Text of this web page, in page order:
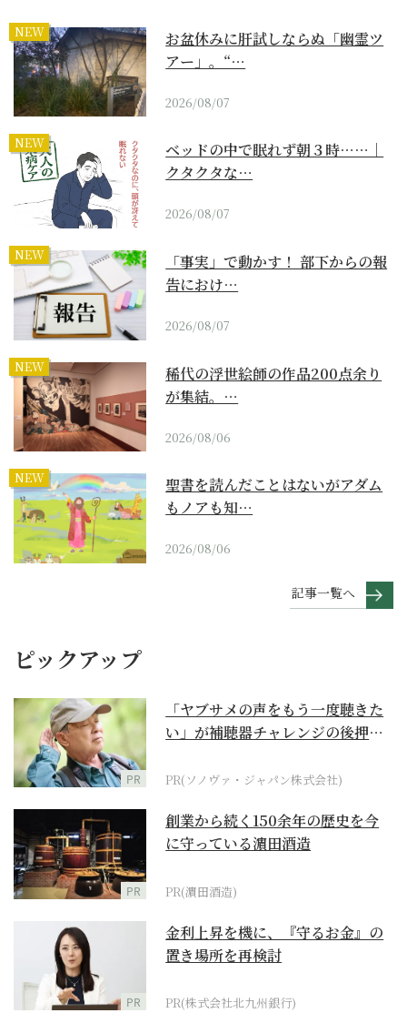
NEW
お盆休みに肝試しならぬ「幽霊ツ
アー」。“…
2026/08/07
NEW
ベッドの中で眠れず朝３時……｜
クタクタな…
2026/08/07
NEW
「事実」で動かす！ 部下からの報
告におけ…
2026/08/07
NEW
稀代の浮世絵師の作品200点余り
が集結。…
2026/08/06
NEW
聖書を読んだことはないがアダム
もノアも知…
2026/08/06
記事一覧へ
ピックアップ
PR
「ヤブサメの声をもう一度聴きた
い」が補聴器チャレンジの後押し
PR(ソノヴァ・ジャパン株式会社)
PR
創業から続く150余年の歴史を今
に守っている濵田酒造
PR(濵田酒造)
PR
金利上昇を機に、『守るお金』の
置き場所を再検討
PR(株式会社北九州銀行)